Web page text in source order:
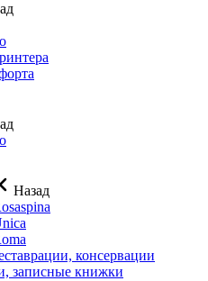
Назад
консервации
записные книжки